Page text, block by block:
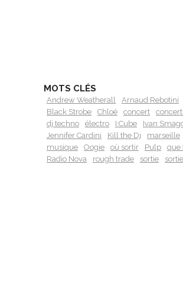
MOTS CLÉS
Andrew Weatherall
Arnaud Rebotini
Black Strobe
Chloé concert
dj techno
électro I:Cube
Ivan
Jennifer Cardini
Kill the Dj marseille
musique
Oogie où sortir Pulp
que
Radio Nova
rough trade sortie